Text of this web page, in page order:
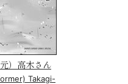
）高木さん
Takagi-